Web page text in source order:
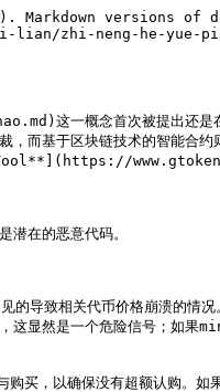
versions of
lian/zhi-neng-he-
首次被提出还是在以太
而基于区块链技术的智能合
潜在的恶意代码。
导致相关代币价格崩溃的情
显然是一个危险信号；如果
以确保没有超额认购。如果